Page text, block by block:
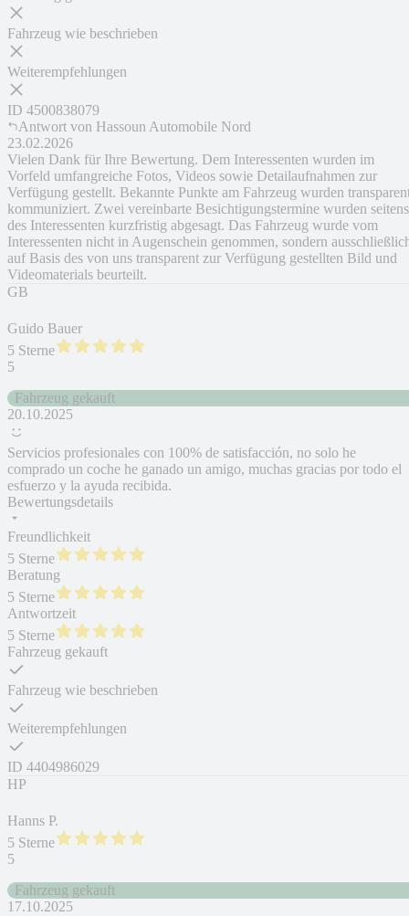
Fahrzeug wie beschrieben
Weiterempfehlungen
ID 4500838079
Antwort von Hassoun Automobile Nord
23.02.2026
Vielen Dank für Ihre Bewertung. Dem Interessenten wurden im
Vorfeld umfangreiche Fotos, Videos sowie Detailaufnahmen zur
Verfügung gestellt. Bekannte Punkte am Fahrzeug wurden
kommuniziert. Zwei vereinbarte Besichtigungstermine wurden seitens
des Interessenten kurzfristig abgesagt. Das Fahrzeug wurde vom
Interessenten nicht in Augenschein genommen, sondern
auf Basis des von uns transparent zur Verfügung gestellten Bild und
Videomaterials beurteilt.
GB
Guido Bauer
5 Sterne
5
Fahrzeug gekauft
20.10.2025
Servicios profesionales con 100% de satisfacción, no solo he
comprado un coche he ganado un amigo, muchas gracias por todo el
esfuerzo y la ayuda recibida.
Bewertungsdetails
Freundlichkeit
5 Sterne
Beratung
5 Sterne
Antwortzeit
5 Sterne
Fahrzeug gekauft
Fahrzeug wie beschrieben
Weiterempfehlungen
ID 4404986029
HP
Hanns P.
5 Sterne
5
Fahrzeug gekauft
17.10.2025